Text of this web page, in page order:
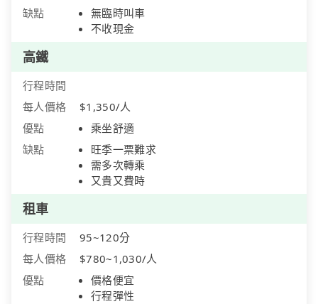
缺點
無臨時叫車
不收現金
高鐵
行程時間
每人價格
$1,350/人
優點
乘坐舒適
缺點
旺季一票難求
需多次轉乘
又貴又費時
租車
行程時間
95~120分
每人價格
$780~1,030/人
優點
價格便宜
行程彈性